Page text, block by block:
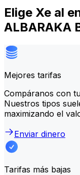
Elige Xe al
ALBARAKA
Mejores tarifas
Compáranos con
Nuestros tipos
maximizando el
Enviar dinero
Tarifas más bajas